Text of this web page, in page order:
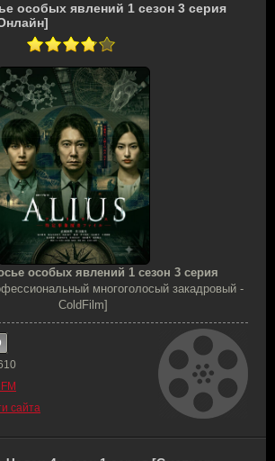
особых явлений 1 сезон 3 серия
особых явлений 1 сезон 3 серия
многоголосый закадровый -
ColdFilm]
сайта